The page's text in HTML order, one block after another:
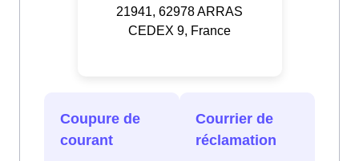
21941, 62978 ARRAS
CEDEX 9, France
Coupure de
courant
Courrier de
réclamation